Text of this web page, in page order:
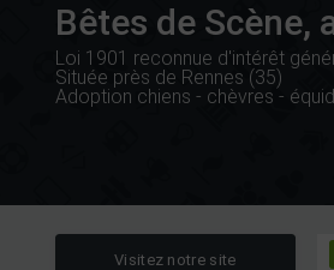
Bêtes de
Loi 1901 reconnue d'intérêt
Située près de Rennes (35)
Adoption chiens - chèvres -
Visitez notre site